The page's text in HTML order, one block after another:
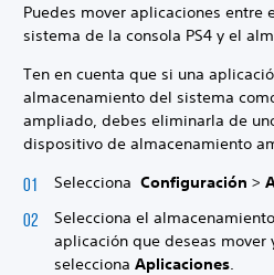
Puedes mover aplicaciones entre
sistema de la consola PS4 y el
Ten en cuenta que si una
almacenamiento del sistema
ampliado, debes eliminarla de
dispositivo de almacenamiento
Selecciona Configuración >
Selecciona el
aplicación que deseas mover
selecciona Aplicaciones.